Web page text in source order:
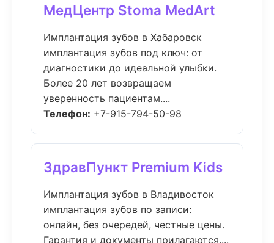
МедЦентр Stoma MedArt
Имплантация зубов в Хабаровск
имплантация зубов под ключ: от
диагностики до идеальной улыбки.
Более 20 лет возвращаем
уверенность пациентам....
Телефон: +7-915-794-50-98
ЗдравПункт Premium Kids
Имплантация зубов в Владивосток
имплантация зубов по записи:
онлайн, без очередей, честные цены.
Гарантия и документы прилагаются....